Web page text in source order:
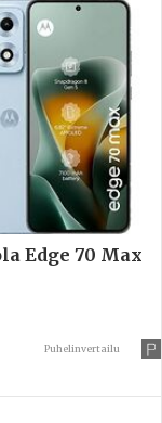
Edge 70 Max
Puhelinvertailu